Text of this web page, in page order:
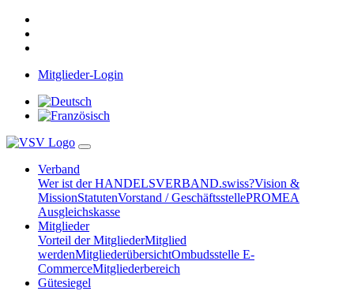
Mitglieder-Login
Verband
Wer ist der HANDELSVERBAND.swiss?Vision &
MissionStatutenVorstand / GeschäftsstellePROMEA
Ausgleichskasse
Mitglieder
Vorteil der MitgliederMitglied
werdenMitgliederübersichtOmbudsstelle E-
CommerceMitgliederbereich
Gütesiegel